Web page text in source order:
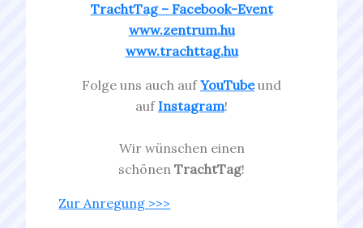
TrachtTag – Facebook-Event
www.zentrum.hu
www.trachttag.hu
Folge uns auch aufYouTubeund
aufInstagram!
Wir wünschen einen
schönen TrachtTag!
Zur Anregung >>>